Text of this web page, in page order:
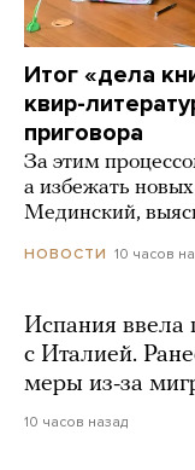
Итог «дела
квир-
приговора
За этим
а избежать
Мединский,
НОВОСТИ 10 часов
Испания ввела
с Италией.
меры из-за
10 часов назад